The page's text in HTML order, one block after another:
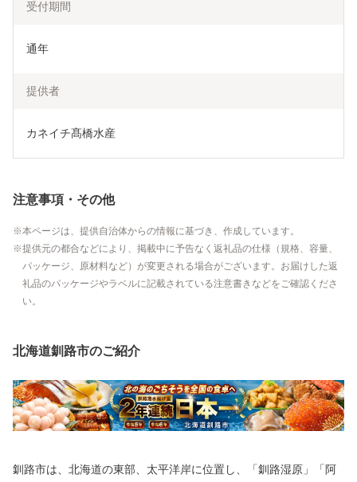
受付期間
通年
提供者
カネイチ髙橋水産
注意事項・その他
本ページは、提供自治体からの情報に基づき、作成しています。
提供元の都合などにより、掲載中に予告なく返礼品の仕様（規格、容量、
パッケージ、原材料など）が変更される場合がございます。お届けした返
礼品のパッケージやラベルに記載されている注意書きなどをご確認くださ
い。
北海道釧路市のご紹介
釧路市は、北海道の東部、太平洋岸に位置し、「釧路湿原」「阿